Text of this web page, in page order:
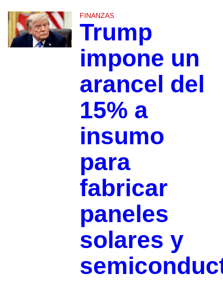
FINANZAS
Trump
impone un
arancel del
15% a
insumo
para
fabricar
paneles
solares y